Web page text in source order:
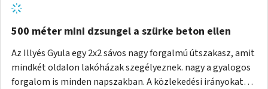
500 méter mini dzsungel a szürke beton ellen
Az Illyés Gyula egy 2x2 sávos nagy forgalmú útszakasz, amit
mindkét oldalon lakóházak szegélyeznek. nagy a gyalogos
forgalom is minden napszakban. A közlekedési irányokat